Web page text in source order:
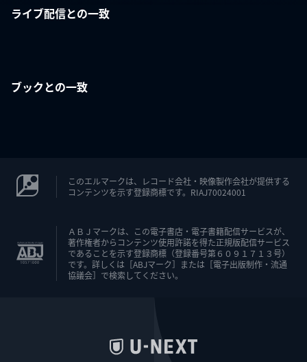
ライブ配信との一致
ブックとの一致
このエルマークは、レコード会社・映像製作会社が提供する
コンテンツを示す登録商標です。RIAJ70024001
ＡＢＪマークは、この電子書店・電子書籍配信サービスが、
著作権者からコンテンツ使用許諾を得た正規版配信サービス
であることを示す登録商標（登録番号第６０９１７１３号）
です。詳しくは［ABJマーク］または［電子出版制作・流通
協議会］で検索してください。